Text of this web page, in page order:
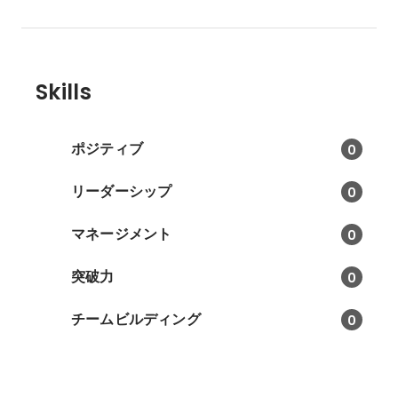
Skills
ポジティブ 0
リーダーシップ 0
マネージメント 0
突破力 0
チームビルディング 0